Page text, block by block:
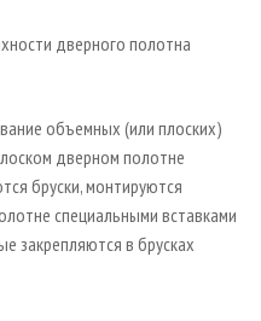
дверного полотна
объемных (или плоских)
дверном полотне
бруски, монтируются
специальными вставками
закрепляются в брусках